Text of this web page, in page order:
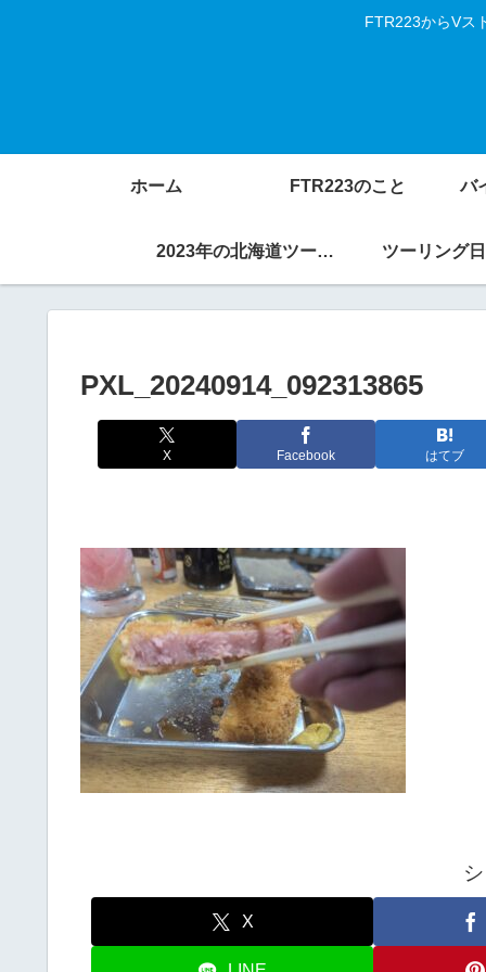
FTR223からVス
ホーム FTR223のこと バ
2023年の北海道ツーリング ツーリング
PXL_20240914_092313865
X Facebook はてブ
X